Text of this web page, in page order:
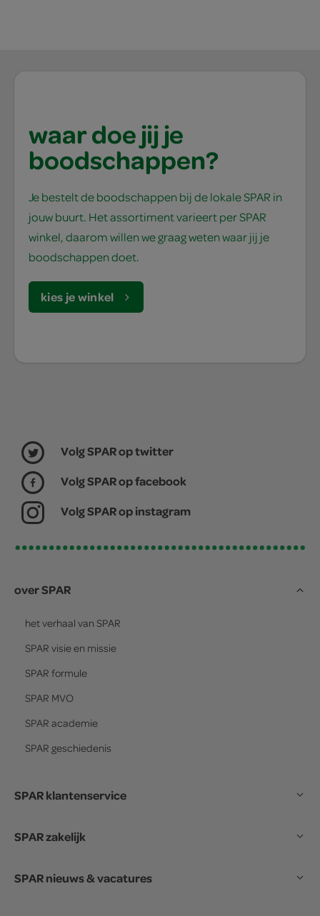
waar doe jij je
boodschappen?
Je bestelt de boodschappen bij de lokale SPAR in
jouw buurt. Het assortiment varieert per SPAR
winkel, daarom willen we graag weten waar jij je
boodschappen doet.
kies je winkel
Volg SPAR op twitter
Volg SPAR op facebook
Volg SPAR op instagram
over SPAR
het verhaal van SPAR
SPAR visie en missie
SPAR formule
SPAR MVO
SPAR academie
SPAR geschiedenis
SPAR klantenservice
SPAR zakelijk
SPAR nieuws & vacatures